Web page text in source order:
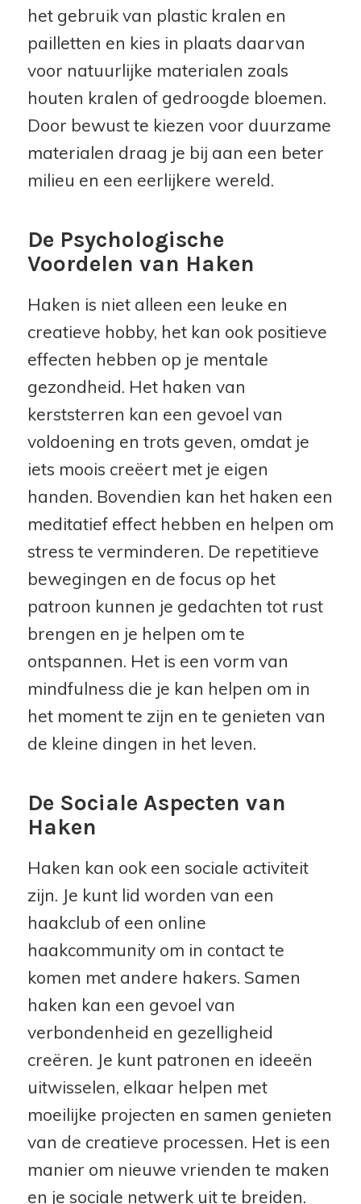
het gebruik van plastic kralen en
pailletten en kies in plaats daarvan
voor natuurlijke materialen zoals
houten kralen of gedroogde bloemen.
Door bewust te kiezen voor duurzame
materialen draag je bij aan een beter
milieu en een eerlijkere wereld.
De Psychologische
Voordelen van Haken
Haken is niet alleen een leuke en
creatieve hobby, het kan ook positieve
effecten hebben op je mentale
gezondheid. Het haken van
kerststerren kan een gevoel van
voldoening en trots geven, omdat je
iets moois creëert met je eigen
handen. Bovendien kan het haken een
meditatief effect hebben en helpen om
stress te verminderen. De repetitieve
bewegingen en de focus op het
patroon kunnen je gedachten tot rust
brengen en je helpen om te
ontspannen. Het is een vorm van
mindfulness die je kan helpen om in
het moment te zijn en te genieten van
de kleine dingen in het leven.
De Sociale Aspecten van
Haken
Haken kan ook een sociale activiteit
zijn. Je kunt lid worden van een
haakclub of een online
haakcommunity om in contact te
komen met andere hakers. Samen
haken kan een gevoel van
verbondenheid en gezelligheid
creëren. Je kunt patronen en ideeën
uitwisselen, elkaar helpen met
moeilijke projecten en samen genieten
van de creatieve processen. Het is een
manier om nieuwe vrienden te maken
en je sociale netwerk uit te breiden.